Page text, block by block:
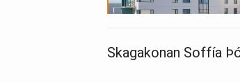
Skagakonan Soffía